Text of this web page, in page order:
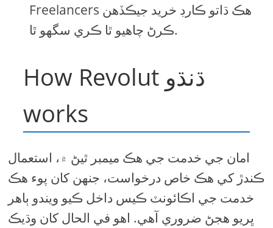
Freelancers هڪ ڌاتو ڪارڊ خريد جيڪڏھن
ڪرڻ چاهيو ٿا ڪري سگهو ٿا.
How Revolut ڌنڌو
works
امان جي خدمت جي هڪ ميمبر ٿيڻ ۾، استعمال
ڪندڙ کي هڪ خاص درخواست، جنهن کان پوء هڪ
خدمت جي اڪائونٽ ڪيس داخل ڪيو ويندو ٻاهر
ڀريو هجڻ ضروري آهي. اهو في الحال کان وڌيڪ